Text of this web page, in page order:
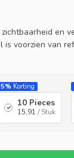
en
is voorzien van
5% Korting
10 Pieces
15,91 / Stuk